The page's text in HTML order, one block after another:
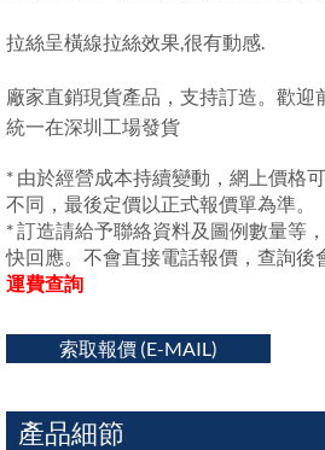
拉絲呈橫線拉絲效果,很有動感.
廠家直銷現貨產品，支持訂造。歡迎
統一在深圳工場發貨
* 由於經營成本持續變動，網上價格
不同，最後定價以正式報價單為準。
* 訂造請給予聯絡資料及圖例數量等
快回應。不會直接電話報價，查詢後
運費查詢
索取報價 (E-MAIL)
產品細節